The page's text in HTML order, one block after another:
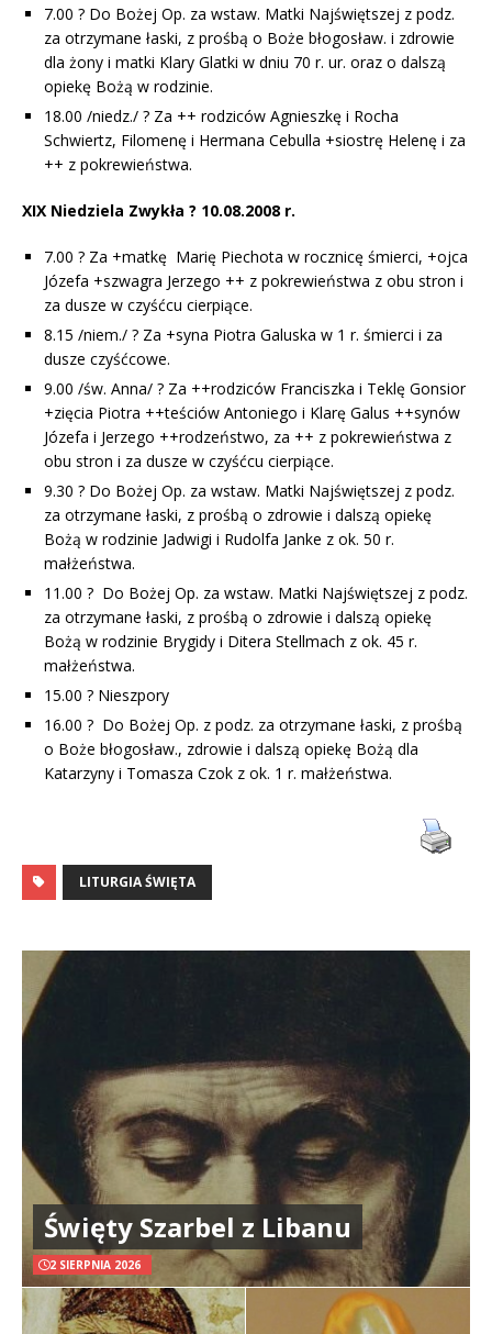
7.00 ? Do Bożej Op. za wstaw. Matki Najświętszej z podz.
za otrzymane łaski, z prośbą o Boże błogosław. i zdrowie
dla żony i matki Klary Glatki w dniu 70 r. ur. oraz o dalszą
opiekę Bożą w rodzinie.
18.00 /niedz./ ? Za ++ rodziców Agnieszkę i Rocha
Schwiertz, Filomenę i Hermana Cebulla +siostrę Helenę i za
++ z pokrewieństwa.
XIX Niedziela Zwykła ? 10.08.2008 r.
7.00 ? Za +matkę Marię Piechota w rocznicę śmierci, +ojca
Józefa +szwagra Jerzego ++ z pokrewieństwa z obu stron i
za dusze w czyśćcu cierpiące.
8.15 /niem./ ? Za +syna Piotra Galuska w 1 r. śmierci i za
dusze czyśćcowe.
9.00 /św. Anna/ ? Za ++rodziców Franciszka i Teklę Gonsior
+zięcia Piotra ++teściów Antoniego i Klarę Galus ++synów
Józefa i Jerzego ++rodzeństwo, za ++ z pokrewieństwa z
obu stron i za dusze w czyśćcu cierpiące.
9.30 ? Do Bożej Op. za wstaw. Matki Najświętszej z podz.
za otrzymane łaski, z prośbą o zdrowie i dalszą opiekę
Bożą w rodzinie Jadwigi i Rudolfa Janke z ok. 50 r.
małżeństwa.
11.00 ? Do Bożej Op. za wstaw. Matki Najświętszej z podz.
za otrzymane łaski, z prośbą o zdrowie i dalszą opiekę
Bożą w rodzinie Brygidy i Ditera Stellmach z ok. 45 r.
małżeństwa.
15.00 ? Nieszpory
16.00 ? Do Bożej Op. z podz. za otrzymane łaski, z prośbą
o Boże błogosław., zdrowie i dalszą opiekę Bożą dla
Katarzyny i Tomasza Czok z ok. 1 r. małżeństwa.
LITURGIA ŚWIĘTA
Święty Szarbel z Libanu
2 SIERPNIA 2026